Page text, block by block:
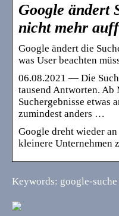
Google ändert
nicht mehr
Google ändert die
was User beachten
06.08.2021 — Die
tausend Antworten.
Suchergebnisse etwas
zumindest anders …
Google dreht wieder
kleinere Unternehmen
Keywords: google-